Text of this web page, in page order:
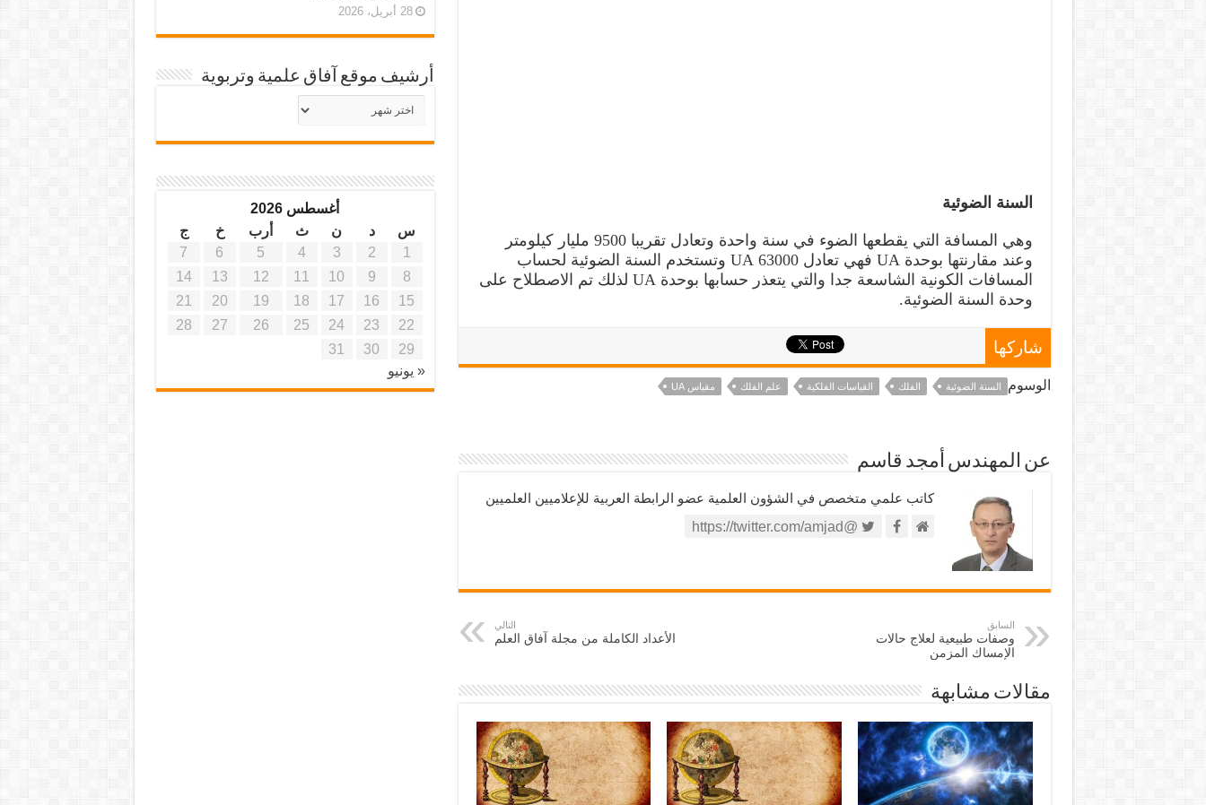
السنة الضوئية
وهي المسافة التي يقطعها الضوء في سنة واحدة وتعادل تقريبا 9500 مليار كيلومتر
وعند مقارنتها بوحدة UA فهي تعادل 63000 UA وتستخدم السنة الضوئية لحساب
المسافات الكونية الشاسعة جدا والتي يتعذر حسابها بوحدة UA لذلك تم الاصطلاح على
وحدة السنة الضوئية.
شاركها
الوسوم السنة الضوئية الفلك القياسات الفلكية علم الفلك مقياس UA
عن المهندس أمجد قاسم
كاتب علمي متخصص في الشؤون العلمية عضو الرابطة العربية للإعلاميين العلميين
@https://twitter.com/amjad
السابق
وصفات طبيعية لعلاج حالات
الإمساك المزمن
التالي
الأعداد الكاملة من مجلة آفاق العلم
مقالات مشابهة
28 أبريل، 2026
أرشيف موقع آفاق علمية وتربوية
أرشيف
موقع
أغسطس 2026
س
د ن ث أرب خ
ج
1
2
3
4
5
6
7
8
9
10
11
12
13
14
15
16
17
18
19
20
21
22
23
24
25
26
27
28
29
30
31
« يونيو